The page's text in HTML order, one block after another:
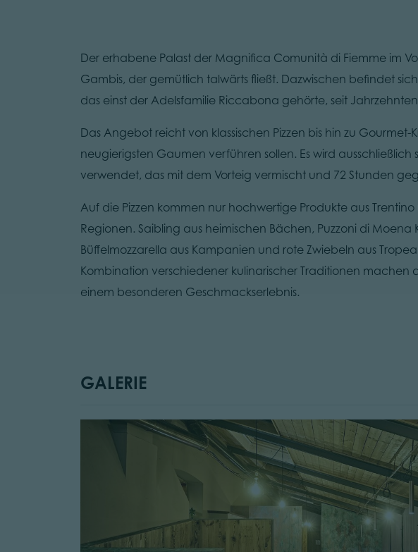
Der erhabene Palast der Magnifica Comunità di Fiemme im
Gambis, der gemütlich talwärts fließt. Dazwischen befindet
das einst der Adelsfamilie Riccabona gehörte, seit
Das Angebot reicht von klassischen Pizzen bis hin zu
neugierigsten Gaumen verführen sollen. Es wird ausschließlich
verwendet, das mit dem Vorteig vermischt und 72 Stunden
Auf die Pizzen kommen nur hochwertige Produkte aus
Regionen. Saibling aus heimischen Bächen, Puzzoni di Moena
Büffelmozzarella aus Kampanien und rote Zwiebeln aus
Kombination verschiedener kulinarischer Traditionen machen
einem besonderen Geschmackserlebnis.
GALERIE